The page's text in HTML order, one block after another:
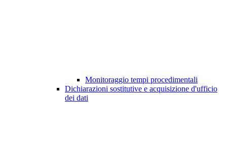
Monitoraggio tempi procedimentali
Dichiarazioni sostitutive e acquisizione d'ufficio
dei dati